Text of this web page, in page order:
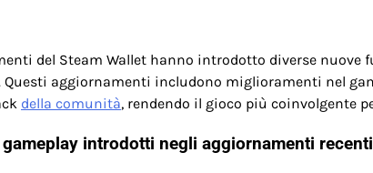
del Steam Wallet hanno introdotto diverse nuove
Questi aggiornamenti includono miglioramenti nel
della comunità, rendendo il gioco più coinvolgente
introdotti negli aggiornamenti recenti